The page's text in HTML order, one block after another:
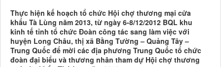
Thực hiện kế hoạch tổ chức Hội chợ thương mại cửa
khẩu Tà Lùng năm 2013, từ ngày 6-8/12/2012 BQL khu
kinh tế tỉnh tổ chức Đoàn công tác sang làm việc với
huyện Long Châu, thị xã Bằng Tường – Quảng Tây –
Trung Quốc để mời các địa phương Trung Quốc tổ chức
đoàn đại biểu và thương nhân tham dự Hội chợ thương